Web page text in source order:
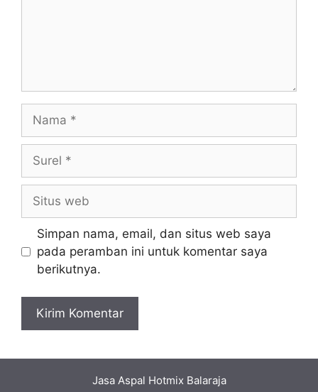
Nama
Surel
Situs
web
Simpan nama, email, dan situs web saya
pada peramban ini untuk komentar saya
berikutnya.
Jasa Aspal Hotmix Balaraja